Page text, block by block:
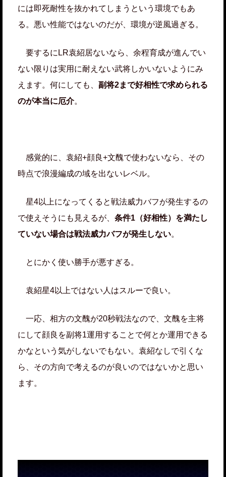
には即死耐性を抜かれてしまうという環境でもあ
る。悪い性能ではないのだが、環境が逆風過ぎる。
要するにLR袁紹居ないなら、余程育成が進んでい
ない限りは実用に耐えない武将しかいないようにみ
えます。何にしても、 副将2まで好相性で求められる
のが本当に厄介。
感覚的に、袁紹+顔良+文醜で使わないなら、その
時点で浪漫編成の域を出ないレベル。
星4以上になってくると戦法威力バフが発生するの
で使えそうにも見えるが、 条件1（好相性）を満たし
ていない場合は戦法威力バフが発生しない。
とにかく使い勝手が悪すぎる。
袁紹星4以上ではない人はスルーで良い。
一応、相方の文醜が20秒戦法なので、文醜を主将
にして顔良を副将1運用することで何とか運用できる
かなという気がしないでもない。袁紹なしで引くな
ら、その方向で考えるのが良いのではないかと思い
ます。